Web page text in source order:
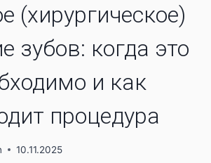
(хирургическое)
зубов: когда это
и как
процедура
10.11.2025